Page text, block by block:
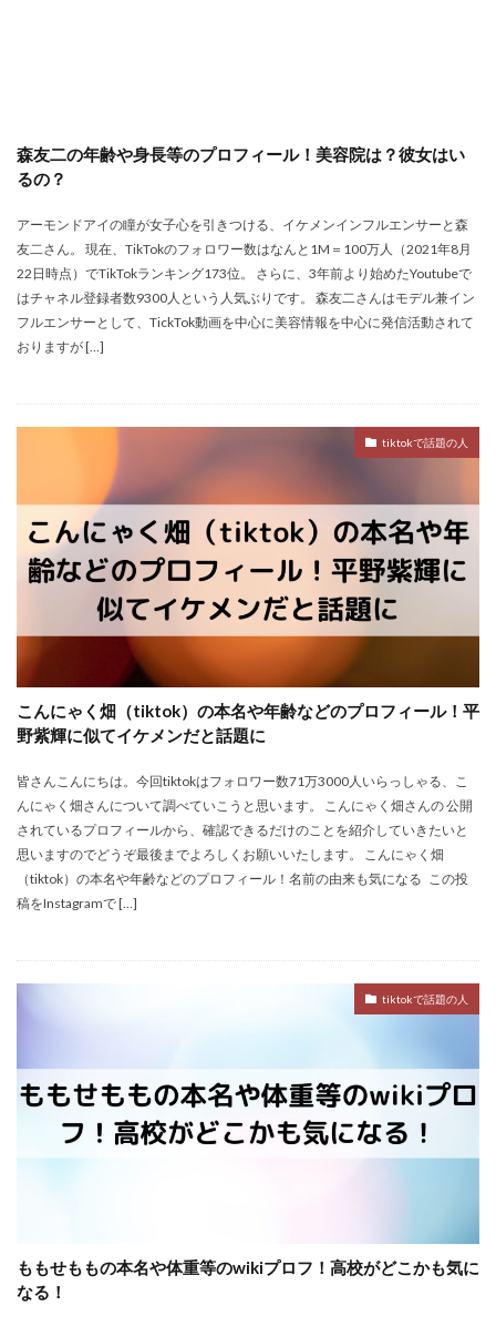
森友二の年齢や身長等のプロフィール！美容院は？彼女はい
るの？
アーモンドアイの瞳が女子心を引きつける、イケメンインフルエンサーと森
友二さん。 現在、TikTokのフォロワー数はなんと1M＝100万人（2021年8月
22日時点）でTikTokランキング173位。 さらに、3年前より始めたYoutubeで
はチャネル登録者数9300人という人気ぶりです。 森友二さんはモデル兼イン
フルエンサーとして、TickTok動画を中心に美容情報を中心に発信活動されて
おりますが […]
tiktokで話題の人
こんにゃく畑（tiktok）の本名や年齢などのプロフィール！平
野紫輝に似てイケメンだと話題に
皆さんこんにちは。今回tiktokはフォロワー数71万3000人いらっしゃる、こ
んにゃく畑さんについて調べていこうと思います。 こんにゃく畑さんの 公開
されているプロフィールから、確認できるだけのことを紹介していきたいと
思いますのでどうぞ最後までよろしくお願いいたします。 こんにゃく畑
（tiktok）の本名や年齢などのプロフィール！名前の由来も気になる この投
稿をInstagramで […]
tiktokで話題の人
ももせももの本名や体重等のwikiプロフ！高校がどこかも気に
なる！